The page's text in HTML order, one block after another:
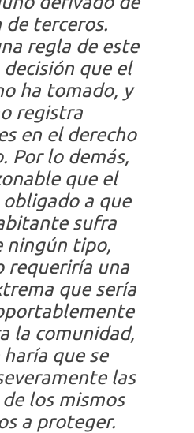
de terceros.
regla de este
que el
ha tomado, y
registra
en el derecho
Por lo demás,
que el
obligado a que
sufra
ningún tipo,
requeriría una
que sería
la comunidad,
que se
las
los mismos
a proteger.